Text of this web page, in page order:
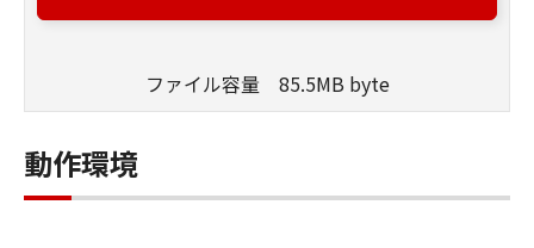
まれるコンピュータ･プログラム、ドキュメント
する特定のサービスを通じて提供される可能性
のある本ソフトウエア製品の改良版を含みま
す。
ファイル容量 85.5MB byte
動作環境